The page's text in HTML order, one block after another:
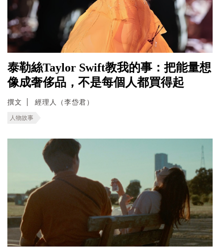
泰勒絲Taylor Swift教我的事：把能量想
像成奢侈品，不是每個人都買得起
撰文 經理人（李岱君）
人物故事